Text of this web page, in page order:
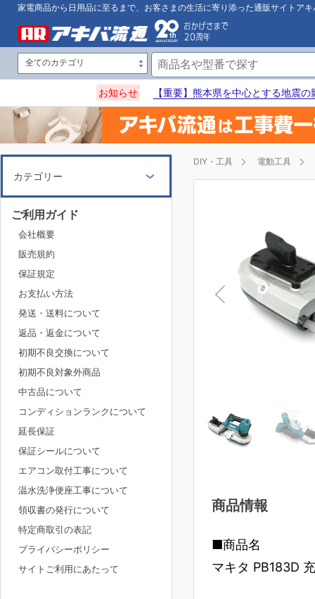
家電商品から日用品に至るまで、お客さまの生活に寄り添った通販サイトアキ
お知らせ 【重要】熊本県を中心とする地震
DIY・工具 電動工具
商品情報
■商品名
マキタ PB183D
カテゴリー
ご利用ガイド
会社概要
販売規約
保証規定
お支払い方法
発送・送料について
返品・返金について
初期不良交換について
初期不良対象外商品
中古品について
コンディションランクについて
延長保証
保証シールについて
エアコン取付工事について
温水洗浄便座工事について
領収書の発行について
特定商取引の表記
プライバシーポリシー
サイトご利用にあたって